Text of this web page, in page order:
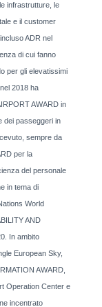
infrastrutture, le
e il customer
ADR nel
di cui fanno
per gli elevatissimi
2018 ha
AWARD in
dei passeggeri in
sempre da
per la
del personale
in tema di
World
AND
In ambito
European Sky,
AWARD,
Operation Center e
incentrato